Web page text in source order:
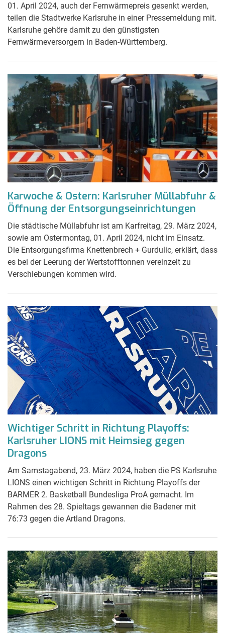
01. April 2024, auch der Fernwärmepreis gesenkt werden,
teilen die Stadtwerke Karlsruhe in einer Pressemeldung mit.
Karlsruhe gehöre damit zu den günstigsten
Fernwärmeversorgern in Baden-Württemberg.
Karwoche & Ostern: Karlsruher Müllabfuhr &
Öffnung der Entsorgungseinrichtungen
Die städtische Müllabfuhr ist am Karfreitag, 29. März 2024,
sowie am Ostermontag, 01. April 2024, nicht im Einsatz.
Die Entsorgungsfirma Knettenbrech + Gurdulic, erklärt, dass
es bei der Leerung der Wertstofftonnen vereinzelt zu
Verschiebungen kommen wird.
Wichtiger Schritt in Richtung Playoffs:
Karlsruher LIONS mit Heimsieg gegen
Dragons
Am Samstagabend, 23. März 2024, haben die PS Karlsruhe
LIONS einen wichtigen Schritt in Richtung Playoffs der
BARMER 2. Basketball Bundesliga ProA gemacht. Im
Rahmen des 28. Spieltags gewannen die Badener mit
76:73 gegen die Artland Dragons.